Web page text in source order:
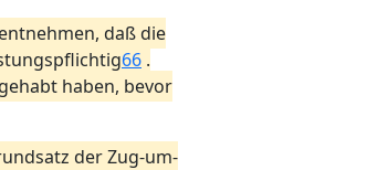
daß die
66 .
haben, bevor
der Zug-um-